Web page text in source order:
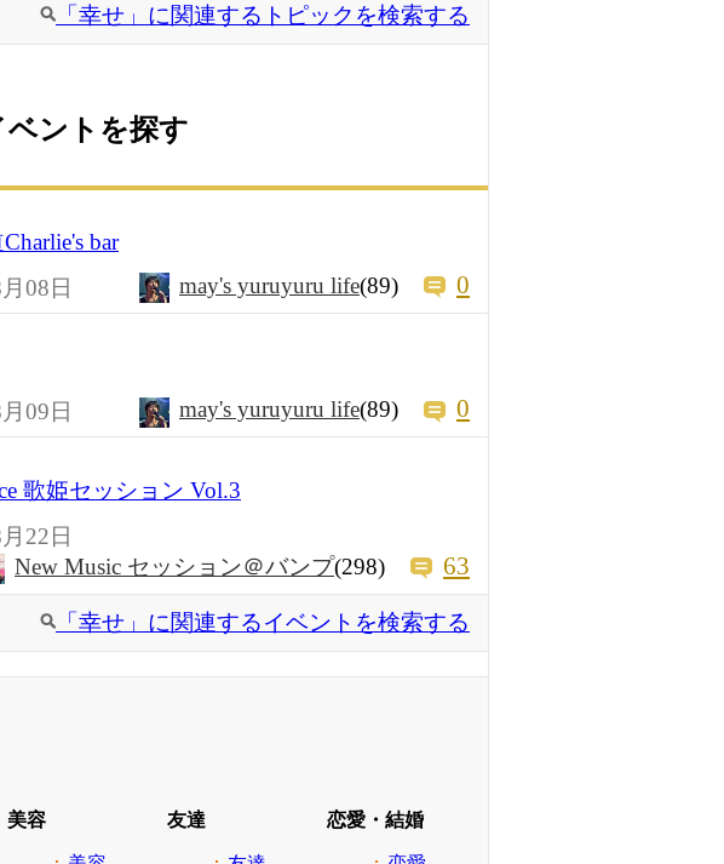
「幸せ」に関連するトピックを検索する
ベントを探す
bar
08日
may's yuruyuru life(89) 0
09日
may's yuruyuru life(89) 0
歌姫セッション Vol.3
22日
New Music セッション＠バンプ(298) 63
「幸せ」に関連するイベントを検索する
美容 友達 恋愛・結婚